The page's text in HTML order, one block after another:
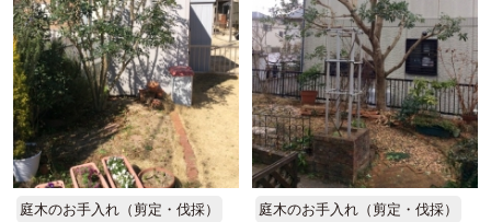
庭木のお手入れ（剪定・伐採） 庭木のお手入れ（剪定・伐採）